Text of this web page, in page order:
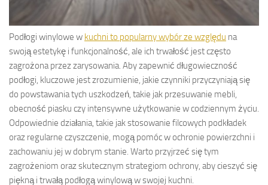
Podłogi winylowe w kuchni to popularny wybór ze względu na
swoją estetykę i funkcjonalność, ale ich trwałość jest często
zagrożona przez zarysowania. Aby zapewnić długowieczność
podłogi, kluczowe jest zrozumienie, jakie czynniki przyczyniają się
do powstawania tych uszkodzeń, takie jak przesuwanie mebli,
obecność piasku czy intensywne użytkowanie w codziennym życiu.
Odpowiednie działania, takie jak stosowanie filcowych podkładek
oraz regularne czyszczenie, mogą pomóc w ochronie powierzchni i
zachowaniu jej w dobrym stanie. Warto przyjrzeć się tym
zagrożeniom oraz skutecznym strategiom ochrony, aby cieszyć się
piękną i trwałą podłogą winylową w swojej kuchni.